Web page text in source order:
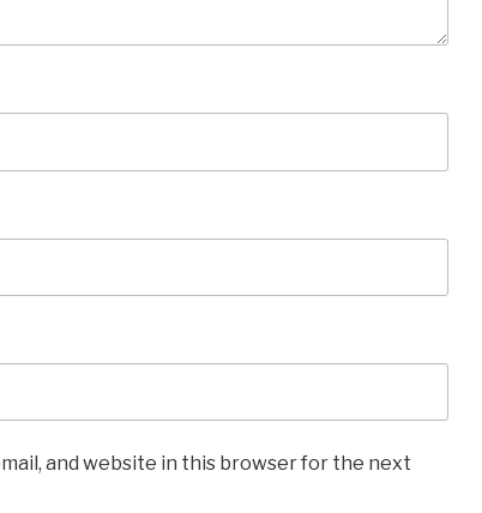
and website in this browser for the next